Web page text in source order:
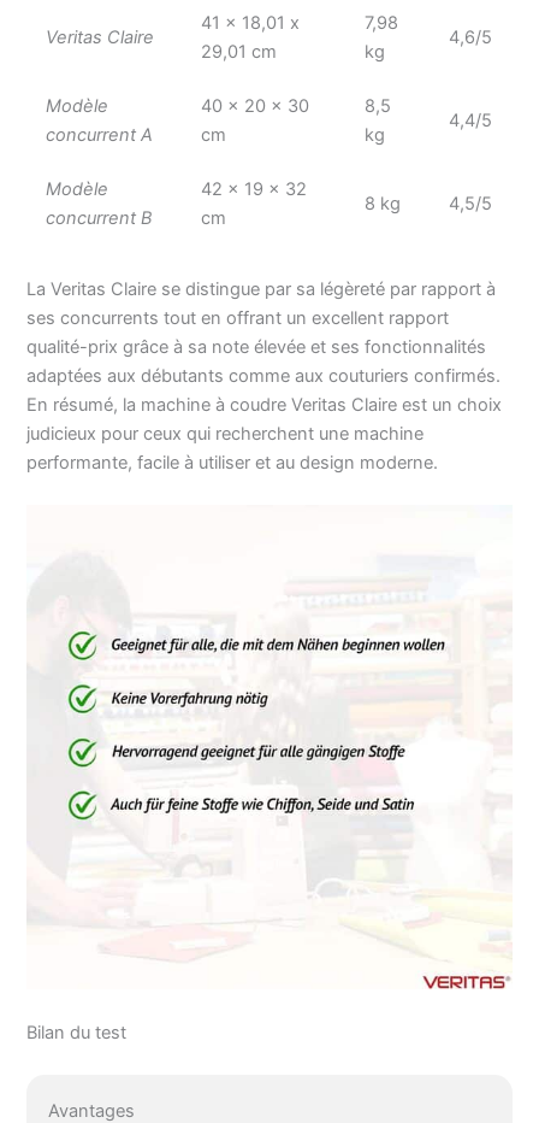
problème avec la
VERITAS Claire. La
machine à coudre est
couture complet
d'accessoires Fonction
- La fonction mémoire
permet de stocker des
récupérer directement
lors du prochain travail
de couture. Grâce au
grand écran LCD
de points peuvent être
facilement et rapidement
réglés individuellement et
décoratifs, des points
de surjet VERITAS
Machines à coudre : les
machines à coudre
synonymes de qualité et
élevées depuis plus de
fonctionnalité
gamme comprend des
Veritas Claire
41 x 18,01 x
29,01 cm
7,98
kg
4,6/5
Modèle
concurrent A
40 x 20 x 30
cm
8,5
kg
4,4/5
Modèle
concurrent B
42 x 19 x 32
cm
8 kg 4,5/5
La Veritas Claire se distingue par sa légèreté par rapport à
ses concurrents tout en offrant un excellent rapport
qualité-prix grâce à sa note élevée et ses fonctionnalités
adaptées aux débutants comme aux couturiers confirmés.
En résumé, la machine à coudre Veritas Claire est un choix
judicieux pour ceux qui recherchent une machine
performante, facile à utiliser et au design moderne.
Bilan du test
Avantages